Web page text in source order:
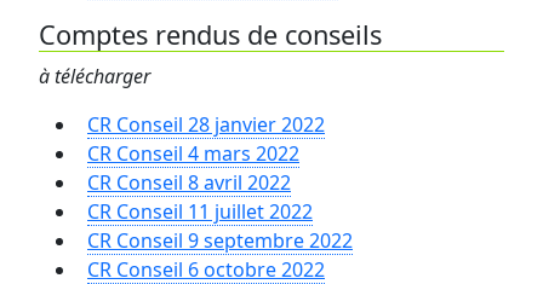
Comptes rendus de conseils
à télécharger
CR Conseil 28 janvier 2022
CR Conseil 4 mars 2022
CR Conseil 8 avril 2022
CR Conseil 11 juillet 2022
CR Conseil 9 septembre 2022
CR Conseil 6 octobre 2022